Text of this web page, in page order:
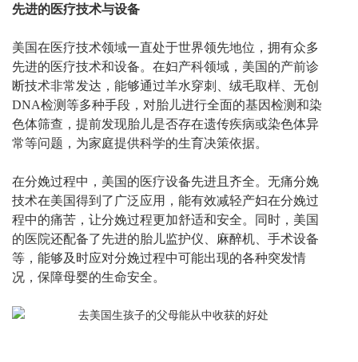
先进的医疗技术与设备
美国在医疗技术领域一直处于世界领先地位，拥有众多
先进的医疗技术和设备。在妇产科领域，美国的产前诊
断技术非常发达，能够通过羊水穿刺、绒毛取样、无创
DNA检测等多种手段，对胎儿进行全面的基因检测和染
色体筛查，提前发现胎儿是否存在遗传疾病或染色体异
常等问题，为家庭提供科学的生育决策依据。
在分娩过程中，美国的医疗设备先进且齐全。无痛分娩
技术在美国得到了广泛应用，能有效减轻产妇在分娩过
程中的痛苦，让分娩过程更加舒适和安全。同时，美国
的医院还配备了先进的胎儿监护仪、麻醉机、手术设备
等，能够及时应对分娩过程中可能出现的各种突发情
况，保障母婴的生命安全。